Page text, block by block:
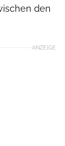
den
ANZEIGE